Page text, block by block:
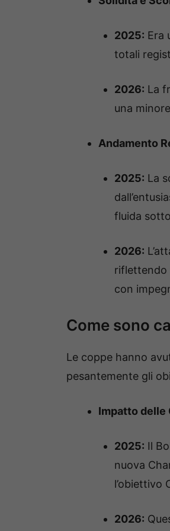
2025: Era
totali
2026: La
una
Andamento
2025: La
fluida
2026:
riflettendo
con
Come sono
Le coppe hanno
pesantemente gli
Impatto delle
2025: Il
nuova
l’obiettivo
2026: